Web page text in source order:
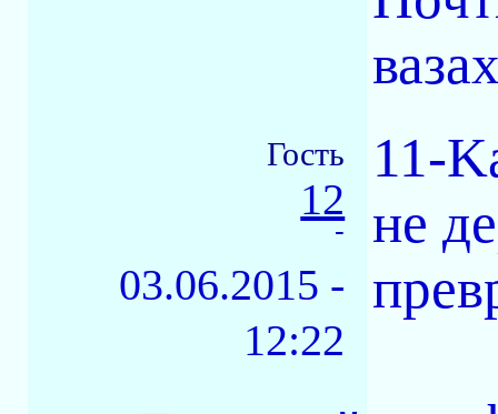
Гость
12
-
03.06.2015 -
12:22
11-
не